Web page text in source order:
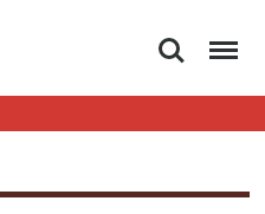
Rechercher
Menu